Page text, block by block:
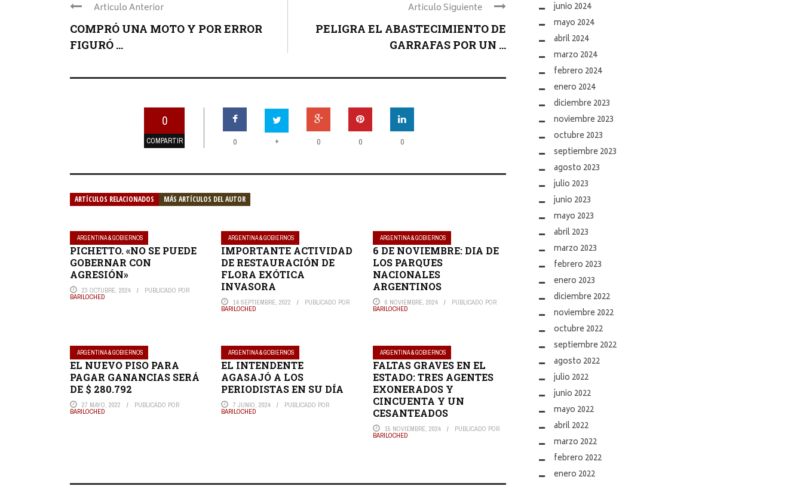
Articulo Anterior
COMPRÓ UNA MOTO Y POR ERROR
FIGURÓ ...
Articulo Siguiente
PELIGRA EL ABASTECIMIENTO DE
GARRAFAS POR UN ...
0
COMPARTIR 0 + 0 0 0
ARTÍCULOS RELACIONADOS MÁS ARTÍCULOS DEL AUTOR
ARGENTINA & GOBIERNOS
PICHETTO. «NO SE PUEDE
GOBERNAR CON
AGRESIÓN»
23 OCTUBRE, 2024 PUBLICADO POR
BARILOCHED
ARGENTINA & GOBIERNOS
IMPORTANTE ACTIVIDAD
DE RESTAURACIÓN DE
FLORA EXÓTICA
INVASORA
14 SEPTIEMBRE, 2022 PUBLICADO POR
BARILOCHED
ARGENTINA & GOBIERNOS
6 DE NOVIEMBRE: DIA DE
LOS PARQUES
NACIONALES
ARGENTINOS
6 NOVIEMBRE, 2024 PUBLICADO POR
BARILOCHED
ARGENTINA & GOBIERNOS
EL NUEVO PISO PARA
PAGAR GANANCIAS SERÁ
DE $ 280.792
27 MAYO, 2022 PUBLICADO POR
BARILOCHED
ARGENTINA & GOBIERNOS
EL INTENDENTE
AGASAJÓ A LOS
PERIODISTAS EN SU DÍA
7 JUNIO, 2024 PUBLICADO POR
BARILOCHED
ARGENTINA & GOBIERNOS
FALTAS GRAVES EN EL
ESTADO: TRES AGENTES
EXONERADOS Y
CINCUENTA Y UN
CESANTEADOS
15 NOVIEMBRE, 2024 PUBLICADO POR
BARILOCHED
junio 2024
mayo 2024
abril 2024
marzo 2024
febrero 2024
enero 2024
diciembre 2023
noviembre 2023
octubre 2023
septiembre 2023
agosto 2023
julio 2023
junio 2023
mayo 2023
abril 2023
marzo 2023
febrero 2023
enero 2023
diciembre 2022
noviembre 2022
octubre 2022
septiembre 2022
agosto 2022
julio 2022
junio 2022
mayo 2022
abril 2022
marzo 2022
febrero 2022
enero 2022